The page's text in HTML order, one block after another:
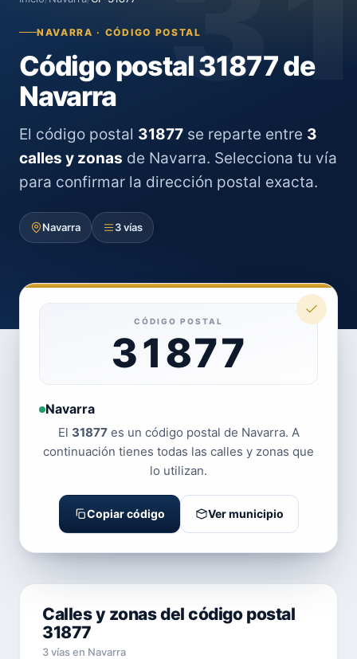
NAVARRA · CÓDIGO POSTAL
Código postal 31877 de
Navarra
El código postal 31877 se reparte entre 3
calles y zonas de Navarra. Selecciona tu vía
para confirmar la dirección postal exacta.
Navarra 3 vías
CÓDIGO POSTAL
31877
Navarra
El 31877es un código postal de Navarra. A
continuación tienes todas las calles y zonas que
lo utilizan.
Copiar código Ver municipio
Calles y zonas del código postal
31877
3 vías en Navarra